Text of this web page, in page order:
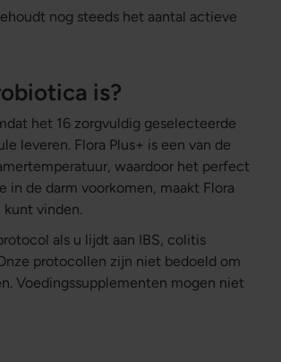
nog steeds het aantal actieve
is?
het 16 zorgvuldig geselecteerde
leveren. Flora Plus+ is een van de
waardoor het perfect
in de darm voorkomen, maakt Flora
vinden.
als u lijdt aan IBS, colitis
protocollen zijn niet bedoeld om
Voedingssupplementen mogen niet